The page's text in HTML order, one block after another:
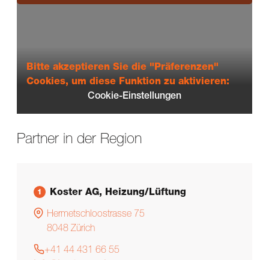
Bitte akzeptieren Sie die "Präferenzen"
Cookies, um diese Funktion zu aktivieren:
Cookie-Einstellungen
Partner in der Region
1 Koster AG, Heizung/Lüftung
Hermetschloostrasse 75
8048 Zürich
+41 44 431 66 55